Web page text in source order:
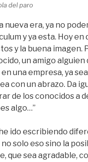
del paro
nueva era, ya no
y ya esta. Hoy en
y la buena
un amigo alguien
una empresa, ya
con un abrazo. Da
de los conocidos a
algo…”
ido escribiendo
solo eso sino la
que sea agradable,